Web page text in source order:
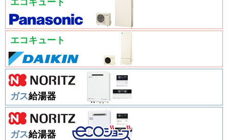
エコキュート
ガス給湯器
ガス給湯器